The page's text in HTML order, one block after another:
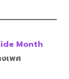
Month
เพศ